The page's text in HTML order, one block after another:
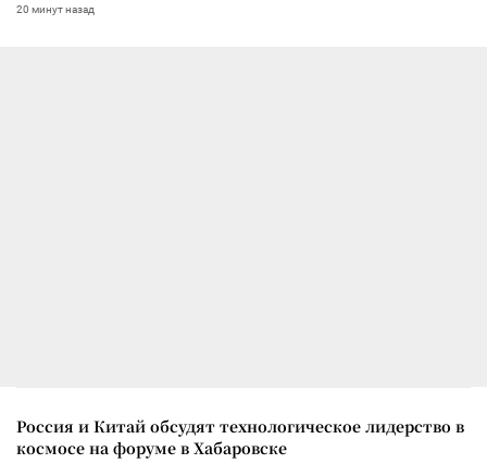
20 минут назад
Россия и Китай обсудят технологическое лидерство в
космосе на форуме в Хабаровске